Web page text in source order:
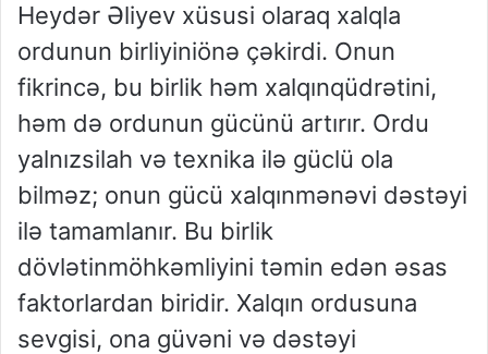
Heydər Əliyev xüsusi olaraq xalqla
ordunun birliyiniönə çəkirdi. Onun
fikrincə, bu birlik həm xalqınqüdrətini,
həm də ordunun gücünü artırır. Ordu
yalnızsilah və texnika ilə güclü ola
bilməz; onun gücü xalqınmənəvi dəstəyi
ilə tamamlanır. Bu birlik
dövlətinmöhkəmliyini təmin edən əsas
faktorlardan biridir. Xalqın ordusuna
sevgisi, ona güvəni və dəstəyi